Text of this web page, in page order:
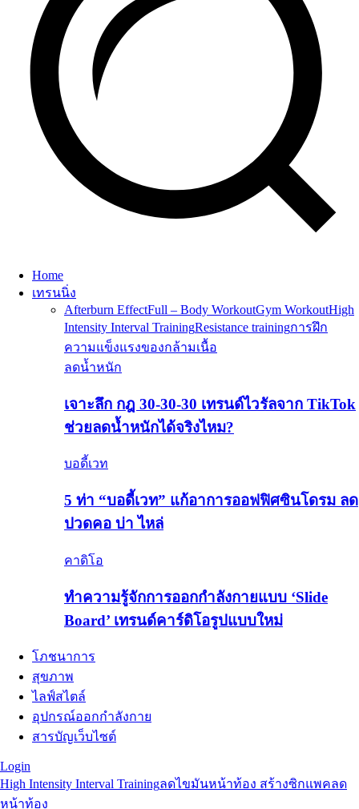
Home
เทรนนิ่ง
Afterburn EffectFull – Body WorkoutGym WorkoutHigh
Intensity Interval TrainingResistance trainingการฝึก
ความแข็งแรงของกล้ามเนื้อ
ลดน้ำหนัก
เจาะลึก กฎ 30-30-30 เทรนด์ไวรัลจาก TikTok
ช่วยลดน้ำหนักได้จริงไหม?
บอดี้เวท
5 ท่า “บอดี้เวท” แก้อาการออฟฟิศซินโดรม ลด
ปวดคอ บ่า ไหล่
คาดิโอ
ทำความรู้จักการออกกำลังกายแบบ ‘Slide
Board’ เทรนด์คาร์ดิโอรูปแบบใหม่
โภชนาการ
สุขภาพ
ไลฟ์สไตล์
อุปกรณ์ออกกำลังกาย
สารบัญเว็บไซต์
Login
High Intensity Interval Trainingลดไขมันหน้าท้อง สร้างซิกแพคลด
หน้าท้อง